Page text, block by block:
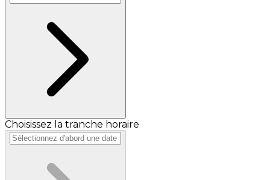
Choisissez la tranche horaire